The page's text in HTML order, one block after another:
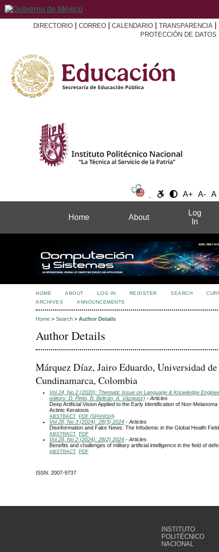
DIRECTORIO CORREO CALENDARIO TRANSPARENCIA
PROTECCIÓN DE DATOS
A+ A- A
Home About
Log
In
HOME ABOUT LOG IN REGISTER SEARCH
ARCHIVES
ANNOUNCEMENTS
Home > Search > Author Details
Author Details
Márquez Díaz, Jairo Eduardo, Universidad de
Cundinamarca, Colombia
Vol 24, No 2 (2020): Thematic Issue on Language & Knowledge
editors: D. Pinto, B. Beltrán, A. Vázquez) - Articles
Deep Artificial Vision Applied to the Early Identification of Non-
Actinic Keratosis
ABSTRACT PDF (SPANISH)
Vol 28, No 3 (2024): 28(3) 2024 - Articles
Disinformation and Fake News: The Infodemic in the Global Health Field
ABSTRACT PDF
Vol 28, No 2 (2024): 28(2) 2024 - Articles
Benefits and challenges of military artificial intelligence in the field of
ABSTRACT PDF
ISSN: 2007-9737
INSTITUTO
POLITÉCNICO
NACIONAL